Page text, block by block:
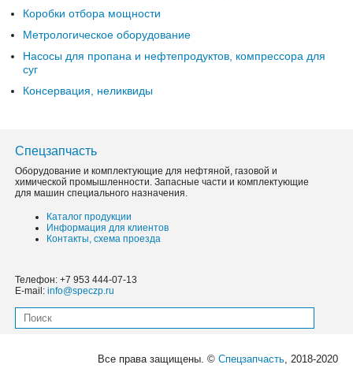
Коробки отбора мощности
Метрологическое оборудование
Насосы для пропана и нефтепродуктов, компрессора для
суг
Консервация, неликвиды
Спецзапчасть
Оборудование и комплектующие для нефтяной, газовой и
химической промышленности. Запасные части и комплектующие
для машин специального назначения.
Каталог продукции
Информация для клиентов
Контакты, схема проезда
Телефон: +7 953 444-07-13
E-mail: info@speczp.ru
Все права защищены. ©Спецзапчасть, 2018-2020